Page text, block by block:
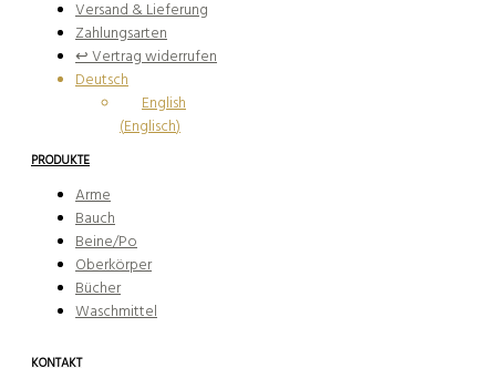
Versand & Lieferung
Zahlungsarten
↩︎ Vertrag widerrufen
Deutsch
English
(Englisch)
PRODUKTE
Arme
Bauch
Beine/Po
Oberkörper
Bücher
Waschmittel
KONTAKT